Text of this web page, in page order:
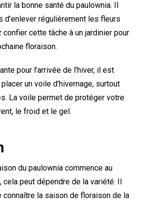
la bonne santé du paulownia. Il
d’enlever régulièrement les fleurs
cette tâche à un jardinier pour
floraison.
pour l’arrivée de l’hiver, il est
un voile d’hivernage, surtout
La voile permet de protéger votre
le froid et le gel.
du paulownia commence au
peut dépendre de la variété. Il
la saison de floraison de la